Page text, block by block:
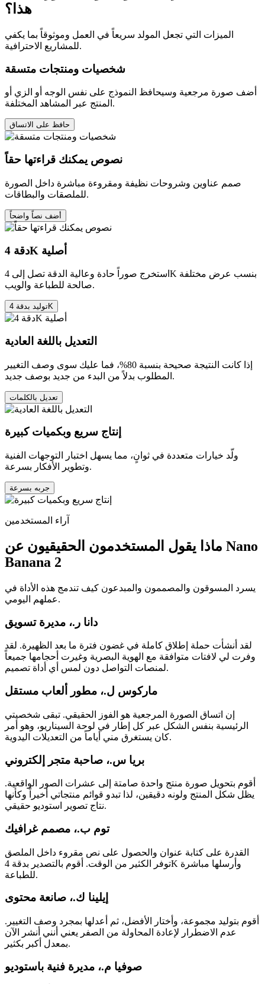
هذا؟
الميزات التي تجعل المولد سريعاً في العمل وموثوقاً بما يكفي
للمشاريع الاحترافية.
شخصيات ومنتجات متسقة
أضف صورة مرجعية وسيحافظ النموذج على نفس الوجه أو الزي أو
المنتج عبر المشاهد المختلفة.
حافظ على الاتساق
نصوص يمكنك قراءتها حقاً
صمم عناوين وشروحات نظيفة ومقروءة مباشرة داخل الصورة
للملصقات والبطاقات.
أضف نصاً واضحاً
دقة 4K أصلية
استخرج صوراً حادة وعالية الدقة تصل إلى 4K بنسب عرض مختلفة
صالحة للطباعة والويب.
توليد بدقة 4K
التعديل باللغة العادية
إذا كانت النتيجة صحيحة بنسبة 80%، فما عليك سوى وصف التغيير
المطلوب بدلاً من البدء من جديد بوصف جديد.
تعديل بالكلمات
إنتاج سريع وبكميات كبيرة
ولّد خيارات متعددة في ثوانٍ، مما يسهل اختبار التوجهات الفنية
وتطوير الأفكار بسرعة.
جربه بسرعة
آراء المستخدمين
ماذا يقول المستخدمون الحقيقيون عن Nano
Banana 2
يسرد المسوقون والمصممون والمبدعون كيف تندمج هذه الأداة في
عملهم اليومي.
دانا ر.، مديرة تسويق
لقد أنشأت حملة إطلاق كاملة في غضون فترة ما بعد الظهيرة. لقد
وفرت لي لافتات متوافقة مع الهوية البصرية وغيرت أحجامها جميعاً
لمنصات التواصل دون لمس أي أداة تصميم.
ماركوس ل.، مطور ألعاب مستقل
إن اتساق الصورة المرجعية هو الفوز الحقيقي. تبقى شخصيتي
الرئيسية بنفس الشكل عبر كل إطار في لوحة السيناريو، وهو أمر
كان يستغرق مني أياماً من التعديلات اليدوية.
بريا س.، صاحبة متجر إلكتروني
أقوم بتحويل صورة منتج واحدة صامتة إلى عشرات الصور الواقعية.
يظل شكل المنتج ولونه دقيقين، لذا تبدو قوائم منتجاتي أخيراً وكأنها
نتاج تصوير استوديو حقيقي.
توم ب.، مصمم غرافيك
القدرة على كتابة عنوان والحصول على نص مقروء داخل الملصق
توفر الكثير من الوقت. أقوم بالتصدير بدقة 4K وأرسلها مباشرة
للطباعة.
إيلينا ك.، صانعة محتوى
أقوم بتوليد مجموعة، وأختار الأفضل، ثم أعدلها بمجرد وصف التغيير.
عدم الاضطرار لإعادة المحاولة من الصفر يعني أنني أنشر الآن
بمعدل أكبر بكثير.
صوفيا م.، مديرة فنية باستوديو